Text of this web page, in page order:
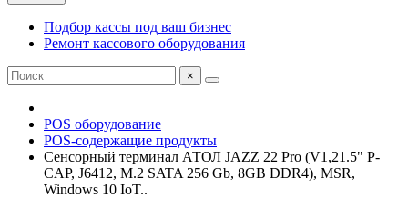
Подбор кассы под ваш бизнес
Ремонт кассового оборудования
×
POS оборудование
POS-содержащие продукты
Сенсорный терминал АТОЛ JAZZ 22 Pro (V1,21.5" P-
CAP, J6412, M.2 SATA 256 Gb, 8GB DDR4), MSR,
Windows 10 IoT..